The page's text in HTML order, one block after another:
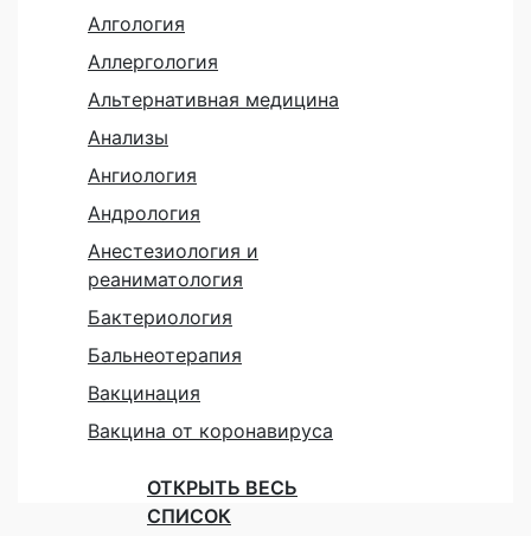
Алгология
Аллергология
Альтернативная медицина
Анализы
Ангиология
Андрология
Анестезиология и
реаниматология
Бактериология
Бальнеотерапия
Вакцинация
Вакцина от коронавируса
ОТКРЫТЬ ВЕСЬ
СПИСОК